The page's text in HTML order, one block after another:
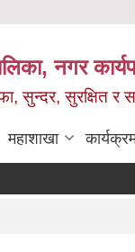
नगर
सुन्दर, सुरक्षित र
महाशाखा